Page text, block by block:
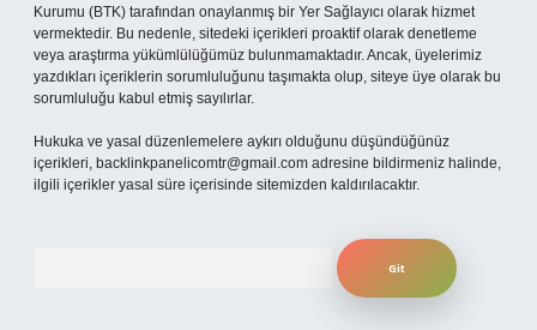
Kurumu (BTK) tarafından onaylanmış bir Yer Sağlayıcı olarak hizmet
vermektedir. Bu nedenle, sitedeki içerikleri proaktif olarak denetleme
veya araştırma yükümlülüğümüz bulunmamaktadır. Ancak, üyelerimiz
yazdıkları içeriklerin sorumluluğunu taşımakta olup, siteye üye olarak bu
sorumluluğu kabul etmiş sayılırlar.
Hukuka ve yasal düzenlemelere aykırı olduğunu düşündüğünüz
içerikleri, backlinkpanelicomtr@gmail.com adresine bildirmeniz halinde,
ilgili içerikler yasal süre içerisinde sitemizden kaldırılacaktır.